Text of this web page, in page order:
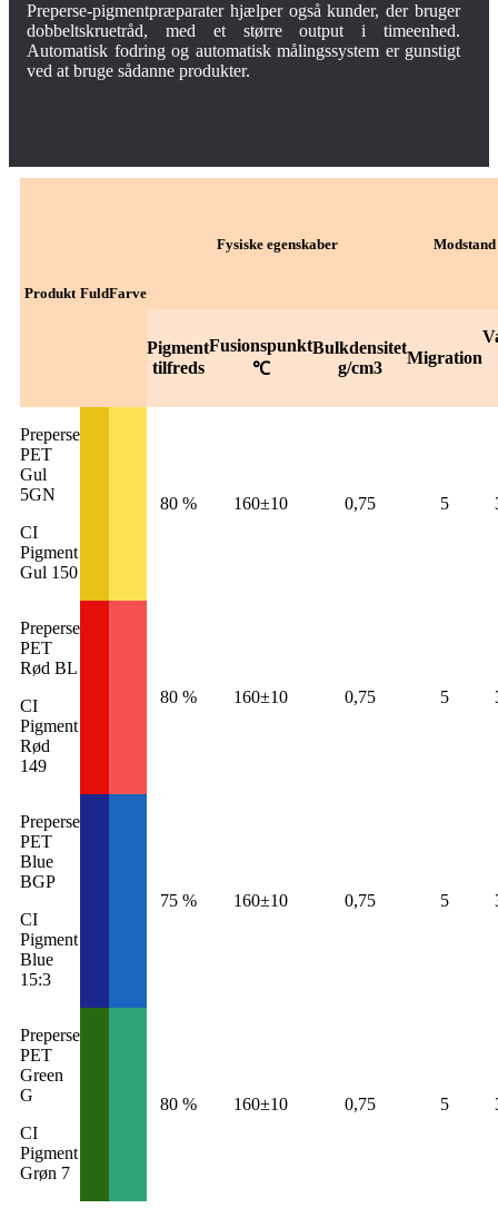
Preperse-pigmentpræparater hjælper også kunder, der bruger
dobbeltskruetråd, med et større output i timeenhed.
Automatisk fodring og automatisk målingssystem er gunstigt
ved at bruge sådanne produkter.
Produkt FuldFarve
Fysiske egenskaber
Pigment
tilfreds
Fusionspunkt
℃
Bulkdensitet
g/cm3
Migration
Preperse
PET
Gul
5GN
CI
Pigment
Gul 150
80 % 160±10 0,75 5
Preperse
PET
Rød BL
CI
Pigment
Rød
149
80 % 160±10 0,75 5
Preperse
PET
Blue
BGP
CI
Pigment
Blue
15:3
75 % 160±10 0,75 5
Preperse
PET
Green
G
CI
Pigment
Grøn 7
80 % 160±10 0,75 5